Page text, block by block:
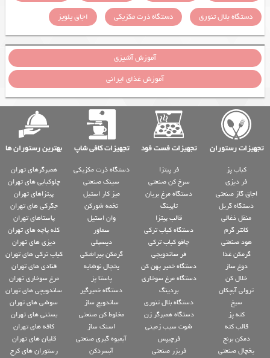
دستگاه بلال تنوری
دستگاه ذرت مکزیکی اجاق پلوپز
آموزش آشپزی
آموزش غذای ایرانی
تجهیزات رستوران تجهیزات فست فود تجهیزات کافی شاپ بهترین رستوران ها
کباب پز
فر دیزی
اجاق گاز صنعتی
دستگاه گریل
منقل ذغالی
کانتر گرم
هود صنعتی
گرمکن غذا
دوغ ساز
خلال کن
ترولی آبچکان
سیخ
کته پز
قالب کته
دمکن برنج
یخچال صنعتی
فر پیتزا
سرخ کن صنعتی
دستگاه مرغ بریان
تاپینگ
قالب پیتزا
دستگاه کباب ترکی
چاقو کباب ترکی
فر ساندویچی
دستگاه خمیر پهن کن
دستگاه مرغ سوخاری
بردینگ
دستگاه بلال تنوری
دستگاه همبرگر زن
شوت سیب زمینی
فرچیپس
فریزر صنعتی
دستگاه ذرت مکزیکی
سینک صنعتی
میز کار استیل
تخمه شورکن
وان استیل
سماور
دیسپلی
گرمکن پیراشکی
یخچال نوشابه
پاستا پز
دستگاه خمیرگیر
ساندویچ ساز
مخلوط کن صنعتی
اسنک ساز
آبمیوه گیری صنعتی
آبسردکن
همبرگرهای تهران
چلوکبابی های تهران
پیتزاهای تهران
جگرکی های تهران
پاستاهای تهران
کله پاچه های تهران
دیزی های تهران
کباب ترکی های تهران
قنادی های تهران
مرغ سوخاری تهران
ساندویچی های تهران
سوشی های تهران
بستنی های تهران
کافه های تهران
قلیان های تهران
رستوران های کرج